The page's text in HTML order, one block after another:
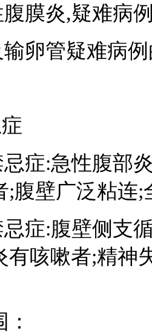
炎,疑难病例
管疑难病例
:急性腹部炎
;腹壁广泛粘连;
:腹壁侧支循
有咳嗽者;精神